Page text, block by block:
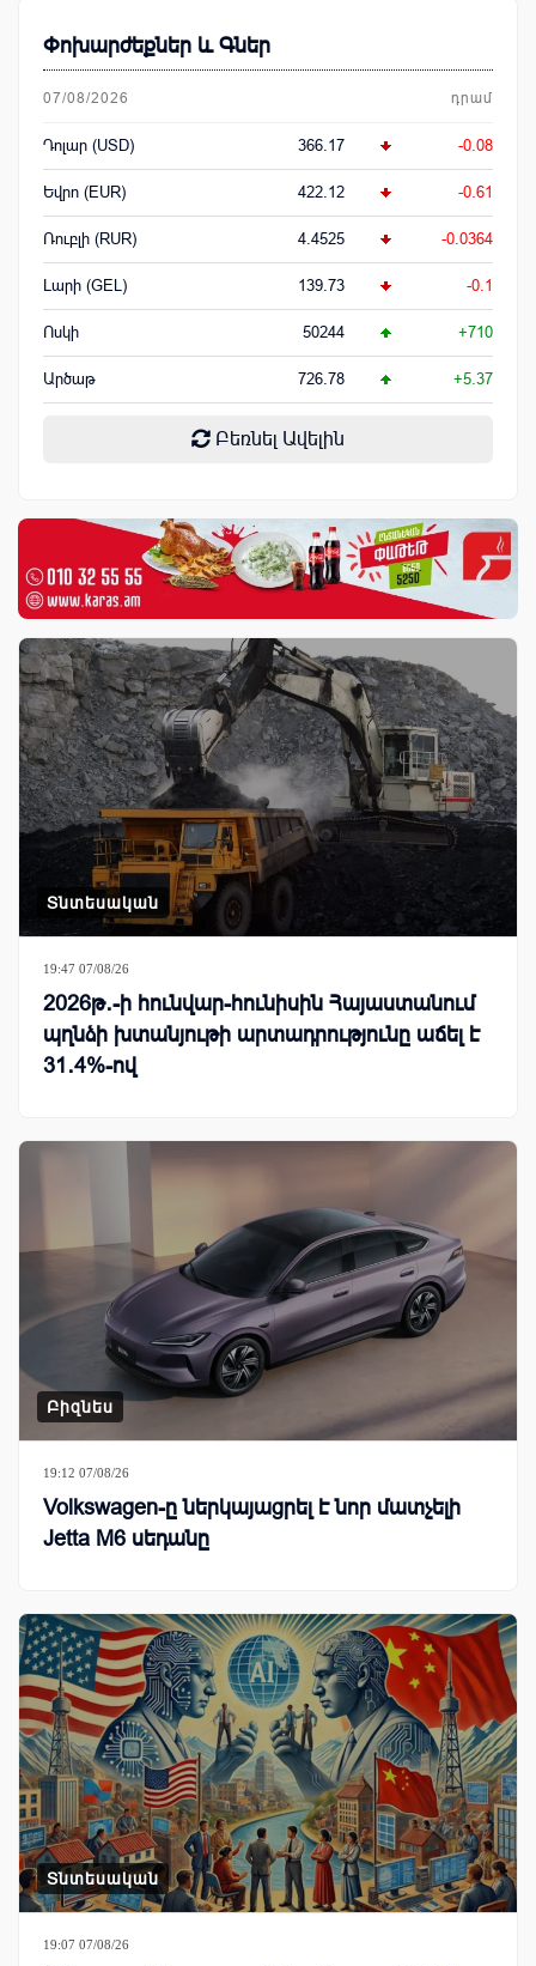
Փոխարժեքներ և Գներ
07/08/2026 դրամ
Դոլար (USD) 366.17 -0.08
Եվրո (EUR) 422.12 -0.61
Ռուբլի (RUR) 4.4525 -0.0364
Լարի (GEL) 139.73 -0.1
Ոսկի 50244 +710
Արծաթ 726.78 +5.37
Բեռնել Ավելին
Տնտեսական
19:47 07/08/26
2026թ․-ի հունվար-հունիսին Հայաստանում
պղնձի խտանյութի արտադրությունը աճել է
31․4%-ով
Բիզնես
19:12 07/08/26
Volkswagen-ը ներկայացրել է նոր մատչելի
Jetta M6 սեդանը
Տնտեսական
19:07 07/08/26